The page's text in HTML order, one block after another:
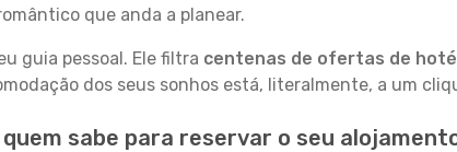
que anda a planear.
guia pessoal. Ele filtra centenas de ofertas de
dos seus sonhos está, literalmente, a um
sabe para reservar o seu